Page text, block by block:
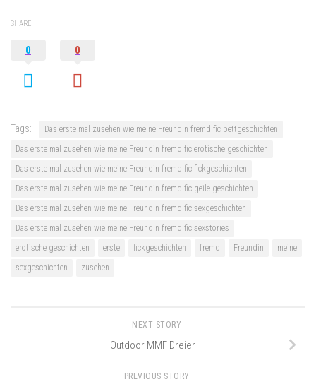
SHARE
0 0
Tags:
Das erste mal zusehen wie meine Freundin fremd fic bettgeschichten
Das erste mal zusehen wie meine Freundin fremd fic erotische geschichten
Das erste mal zusehen wie meine Freundin fremd fic fickgeschichten
Das erste mal zusehen wie meine Freundin fremd fic geile geschichten
Das erste mal zusehen wie meine Freundin fremd fic sexgeschichten
Das erste mal zusehen wie meine Freundin fremd fic sexstories
erotische geschichten
erste fickgeschichten fremd Freundin
meine
sexgeschichten
zusehen
NEXT STORY
Outdoor MMF Dreier
PREVIOUS STORY